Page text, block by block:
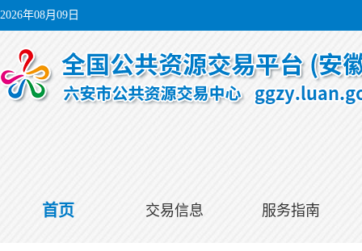
2026年08月09日
首页 交易信息 服务指南